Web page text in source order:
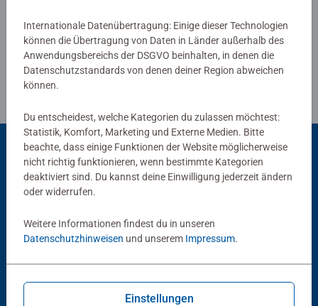
Richtlinien für Bewertungen
Beliebte Auswahl
Internationale Datenübertragung: Einige dieser Technologien
können die Übertragung von Daten in Länder außerhalb des
Anwendungsbereichs der DSGVO beinhalten, in denen die
Datenschutzstandards von denen deiner Region abweichen
können.
Du entscheidest, welche Kategorien du zulassen möchtest:
Statistik, Komfort, Marketing und Externe Medien. Bitte
beachte, dass einige Funktionen der Website möglicherweise
nicht richtig funktionieren, wenn bestimmte Kategorien
deaktiviert sind. Du kannst deine Einwilligung jederzeit ändern
oder widerrufen.
Weitere Informationen findest du in unseren
Datenschutzhinweisen und unserem Impressum.
Einstellungen